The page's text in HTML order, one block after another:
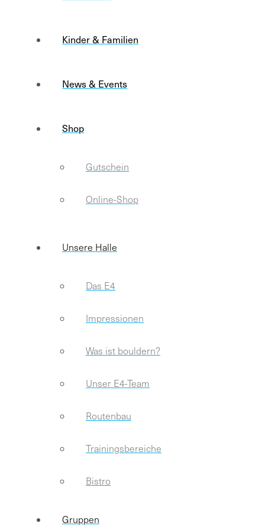
Kinder & Familien
News & Events
Shop
Gutschein
Online-Shop
Unsere Halle
Das E4
Impressionen
Was ist bouldern?
Unser E4-Team
Routenbau
Trainingsbereiche
Bistro
Gruppen